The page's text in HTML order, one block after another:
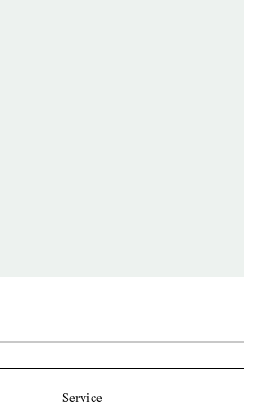
Service